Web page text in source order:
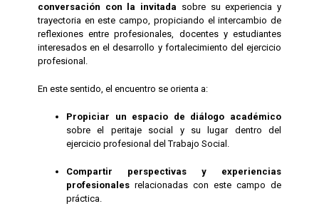
conversación con la invitada sobre su experiencia y
trayectoria en este campo, propiciando el intercambio de
reflexiones entre profesionales, docentes y estudiantes
interesados en el desarrollo y fortalecimiento del ejercicio
profesional.
En este sentido, el encuentro se orienta a:
Propiciar un espacio de diálogo académico
sobre el peritaje social y su lugar dentro del
ejercicio profesional del Trabajo Social.
Compartir perspectivas y experiencias
profesionales relacionadas con este campo de
práctica.